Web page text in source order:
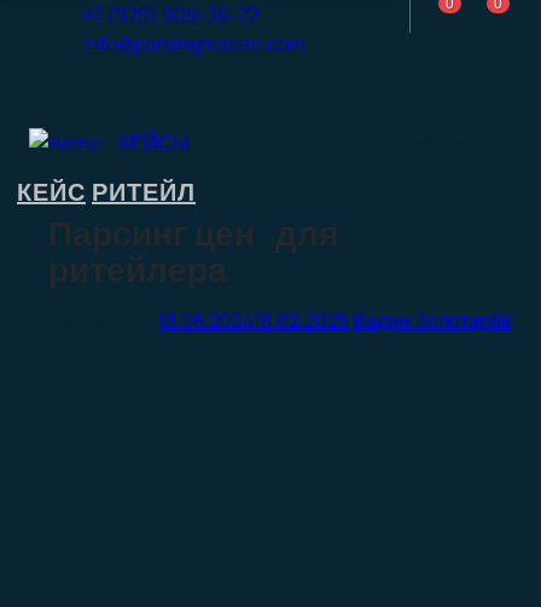
+7 (920) 909-36-72
info@parsingmaster.com
0 0
КЕЙСЫ
КЕЙС РИТЕЙЛ
Парсинг цен для
ритейлера
13.08.202418.02.2025Вадим Золотарёв